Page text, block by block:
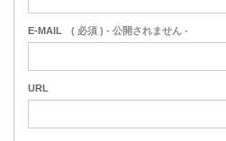
E-MAIL ( 必須 ) - 公開されません -
URL